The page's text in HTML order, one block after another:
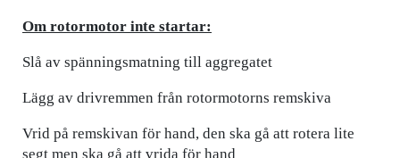
Om rotormotor inte startar:
Slå av spänningsmatning till aggregatet
Lägg av drivremmen från rotormotorns remskiva
Vrid på remskivan för hand, den ska gå att rotera lite
segt men ska gå att vrida för hand